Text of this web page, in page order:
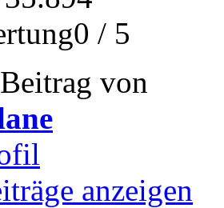
/ 5
von
anzeigen